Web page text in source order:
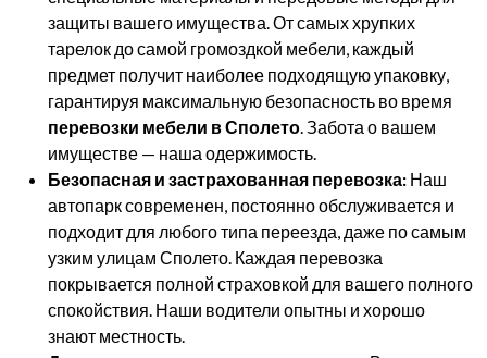
защиты вашего имущества. От самых хрупких
тарелок до самой громоздкой мебели, каждый
предмет получит наиболее подходящую упаковку,
гарантируя максимальную безопасность во время
перевозки мебели в Сполето. Забота о вашем
имуществе — наша одержимость.
Безопасная и застрахованная перевозка: Наш
автопарк современен, постоянно обслуживается и
подходит для любого типа переезда, даже по самым
узким улицам Сполето. Каждая перевозка
покрывается полной страховкой для вашего полного
спокойствия. Наши водители опытны и хорошо
знают местность.